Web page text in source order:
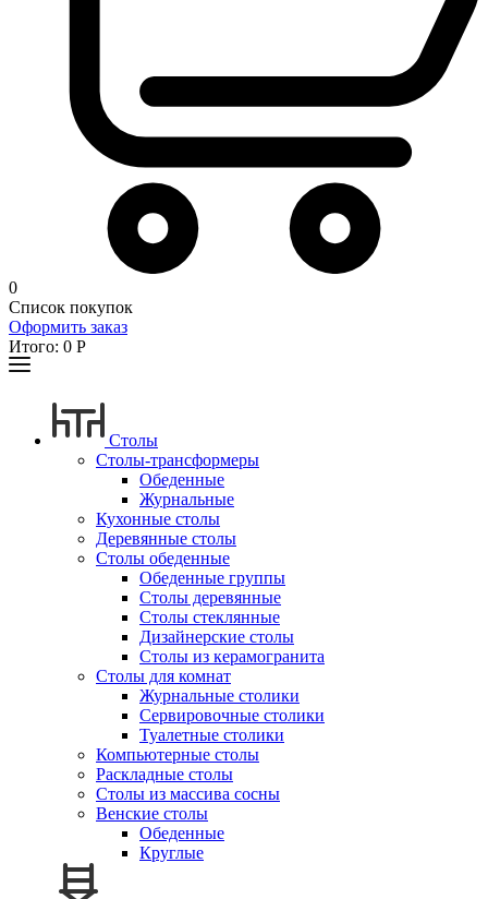
0
Список покупок
Оформить заказ
Итого: 0 Р
Столы
Столы-трансформеры
Обеденные
Журнальные
Кухонные столы
Деревянные столы
Столы обеденные
Обеденные группы
Столы деревянные
Столы стеклянные
Дизайнерские столы
Столы из керамогранита
Столы для комнат
Журнальные столики
Сервировочные столики
Туалетные столики
Компьютерные столы
Раскладные столы
Столы из массива сосны
Венские столы
Обеденные
Круглые